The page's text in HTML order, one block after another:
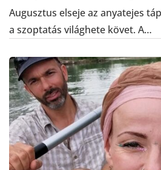
Augusztus elseje az anyatejes
a szoptatás világhete követ. A…